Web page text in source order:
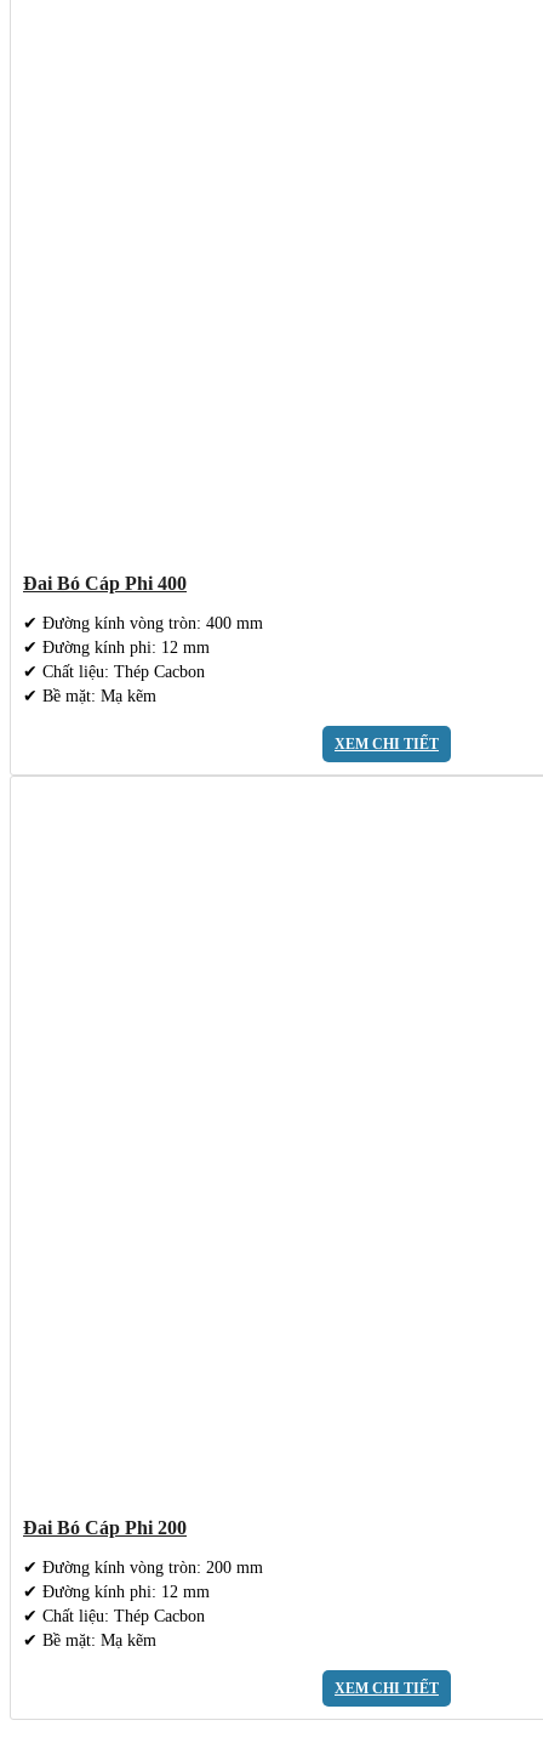
Đai Bó Cáp Phi 400
✔ Đường kính vòng tròn: 400 mm
✔ Đường kính phi: 12 mm
✔ Chất liệu: Thép Cacbon
✔ Bề mặt: Mạ kẽm
XEM CHI TIẾT
Đai Bó Cáp Phi 200
✔ Đường kính vòng tròn: 200 mm
✔ Đường kính phi: 12 mm
✔ Chất liệu: Thép Cacbon
✔ Bề mặt: Mạ kẽm
XEM CHI TIẾT